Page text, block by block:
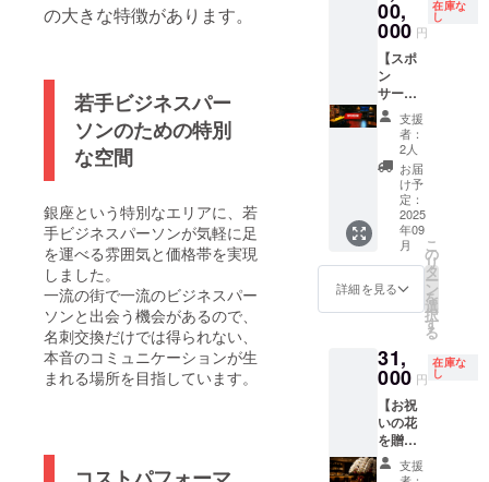
の大きな特徴があります。
若手ビジネスパー
ソンのための特別
な空間
銀座という特別なエリアに、若
手ビジネスパーソンが気軽に足
を運べる雰囲気と価格帯を実現
しました。
一流の街で一流のビジネスパー
ソンと出会う機会があるので、
名刺交換だけでは得られない、
本音のコミュニケーションが生
まれる場所を目指しています。
くださ
い。
盛り合
わせが
付きま
す ※
まぁ～
も参加
させて
いただ
きます
※イベン
ト告知
サポー
ト付き
00,
000 円
在庫な
し
【スポ
ン
サー】
今回の
クラウ
ドファ
ンディ
ング限
定でメ
インス
ポン
サーさ
んを募
集して
みま
す！ ビ
パーソ
ンが集
まる店
舗なの
で是非
ご自身
の事業
の展開
支援
者：
2人
お届
け予
定：
2025
年09
月
詳細を見る
こ
の
リ
タ
ー
ン
を
選
択
す
る
31,
000 円
在庫な
し
【お祝
いの花
を贈れ
る権】
当店の
支援